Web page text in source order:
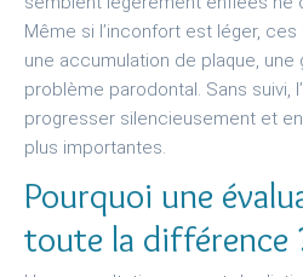
Même si l’inconfort est léger,
une accumulation de plaque, une
problème parodontal. Sans suivi,
progresser silencieusement et
plus importantes.
Pourquoi une
toute la différence